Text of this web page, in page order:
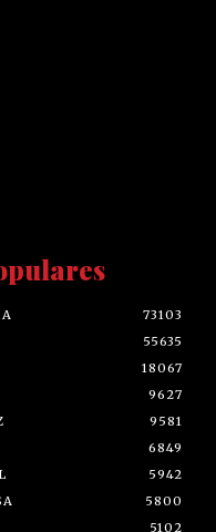
73103
55635
18067
9627
9581
6849
5942
5800
5102